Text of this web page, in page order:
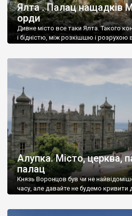
Ялта . Палац нащадків
орди
Дивне місто все таки Ялта. Такого
і бідністю, між розкішшю і розрухою
Алупка. Місто, церква,
палац
Князь Воронцов був чи не
часу, але давайте не будемо